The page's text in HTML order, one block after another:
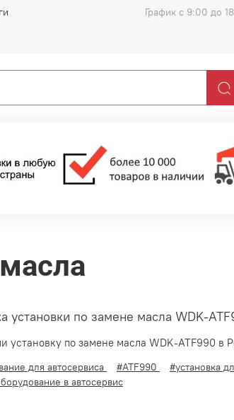
График с 9:00 до
установки по замене масла WDK-
установку по замене масла WDK-ATF990 в
для автосервиса #ATF990 #установка
в автосервис